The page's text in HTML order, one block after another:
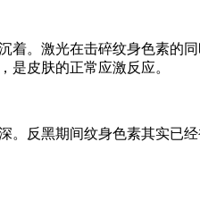
着。激光在击碎纹身色素
是皮肤的正常应激反应。
。反黑期间纹身色素其实